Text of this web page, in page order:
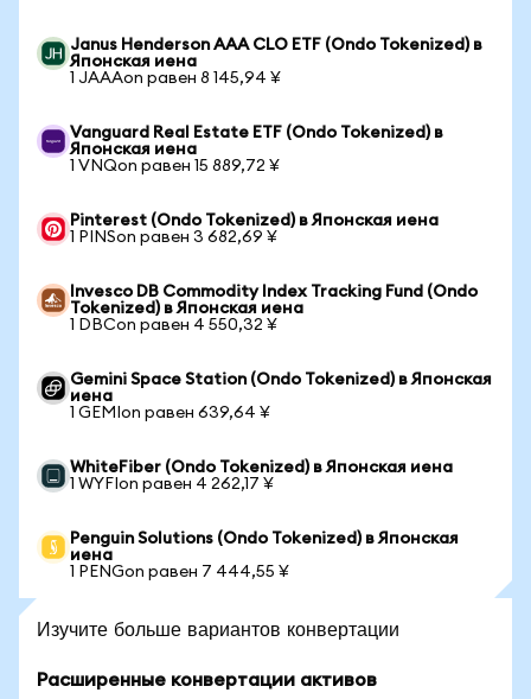
Janus Henderson AAA CLO ETF (Ondo Tokenized) в
Японская иена
1 JAAAon равен 8 145,94 ¥
Vanguard Real Estate ETF (Ondo Tokenized) в
Японская иена
1 VNQon равен 15 889,72 ¥
Pinterest (Ondo Tokenized) в Японская иена
1 PINSon равен 3 682,69 ¥
Invesco DB Commodity Index Tracking Fund (Ondo
Tokenized) в Японская иена
1 DBCon равен 4 550,32 ¥
Gemini Space Station (Ondo Tokenized) в Японская
иена
1 GEMIon равен 639,64 ¥
WhiteFiber (Ondo Tokenized) в Японская иена
1 WYFIon равен 4 262,17 ¥
Penguin Solutions (Ondo Tokenized) в Японская
иена
1 PENGon равен 7 444,55 ¥
Изучите больше вариантов конвертации
Расширенные конвертации активов